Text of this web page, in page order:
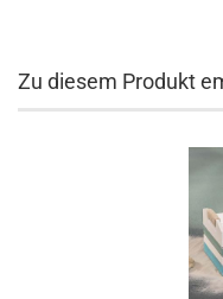
Zu diesem Produkt